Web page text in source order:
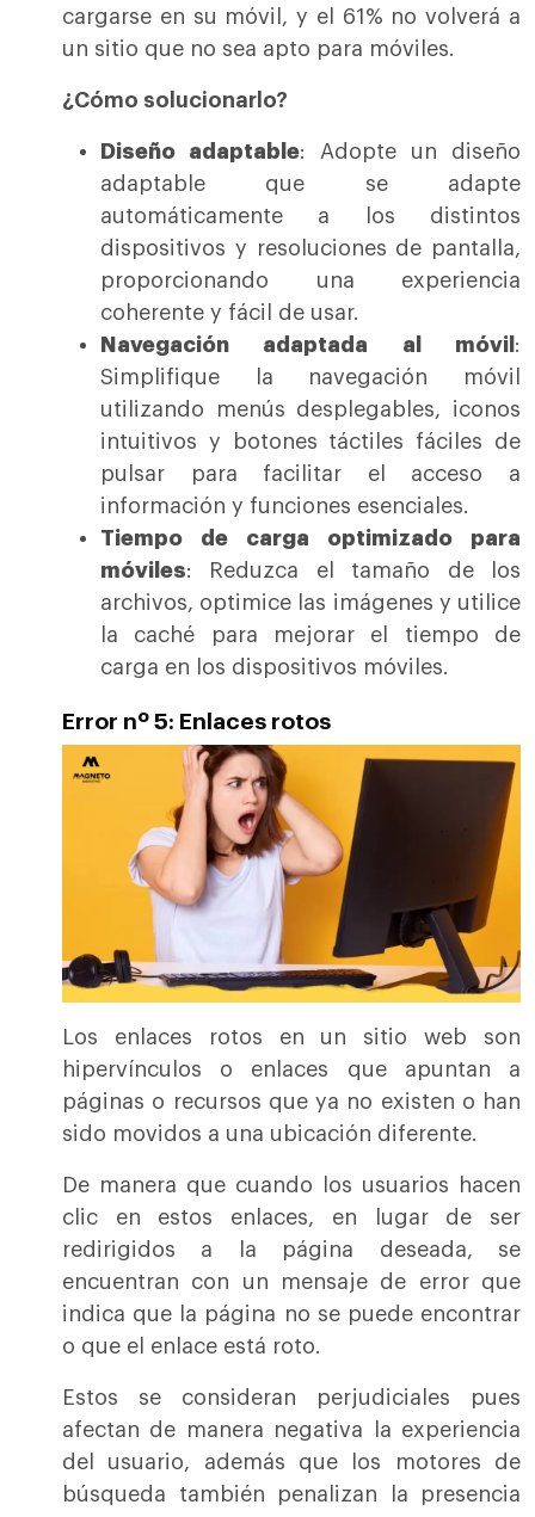
cargarse en su móvil, y el 61% no volverá a
un sitio que no sea apto para móviles.
¿Cómo solucionarlo?
Diseño adaptable: Adopte un diseño
adaptable que se adapte
automáticamente a los distintos
dispositivos y resoluciones de pantalla,
proporcionando una experiencia
coherente y fácil de usar.
Navegación adaptada al móvil :
Simplifique la navegación móvil
utilizando menús desplegables, iconos
intuitivos y botones táctiles fáciles de
pulsar para facilitar el acceso a
información y funciones esenciales.
Tiempo de carga optimizado para
móviles: Reduzca el tamaño de los
archivos, optimice las imágenes y utilice
la caché para mejorar el tiempo de
carga en los dispositivos móviles.
Error nº 5: Enlaces rotos
Los enlaces rotos en un sitio web son
hipervínculos o enlaces que apuntan a
páginas o recursos que ya no existen o han
sido movidos a una ubicación diferente.
De manera que cuando los usuarios hacen
clic en estos enlaces, en lugar de ser
redirigidos a la página deseada, se
encuentran con un mensaje de error que
indica que la página no se puede encontrar
o que el enlace está roto.
Estos se consideran perjudiciales pues
afectan de manera negativa la experiencia
del usuario, además que los motores de
búsqueda también penalizan la presencia